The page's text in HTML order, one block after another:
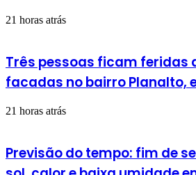
21 horas atrás
Três pessoas ficam feridas
facadas no bairro Planalto,
21 horas atrás
Previsão do tempo: fim de